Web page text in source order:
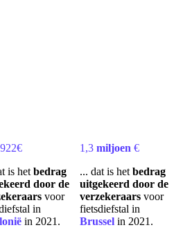
is hetbedrag
door de
voor
in
in 2021.
1,3miljoen €
... dat is hetbedrag
uitgekeerd door de
verzekeraars voor
fietsdiefstal in
Brussel in 2021.